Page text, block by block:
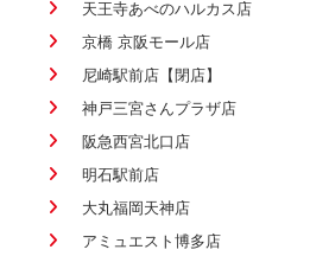
天王寺あべのハルカス店
京橋 京阪モール店
尼崎駅前店【閉店】
神戸三宮さんプラザ店
阪急西宮北口店
明石駅前店
大丸福岡天神店
アミュエスト博多店